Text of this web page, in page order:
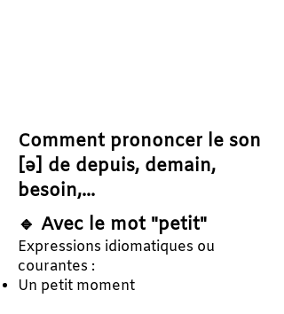
Comment prononcer le son
[ə] de depuis, demain,
besoin,...
🔹 Avec le mot "petit"
Expressions idiomatiques ou
courantes :
Un petit moment